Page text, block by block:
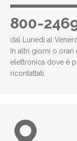
800-
dal Lunedì al
In altri giorni o
elettronica dove è
ricontattati.